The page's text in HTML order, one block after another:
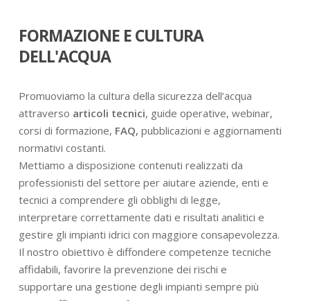
FORMAZIONE E CULTURA
DELL'ACQUA
Promuoviamo la cultura della sicurezza dell’acqua
attraverso articoli tecnici, guide operative, webinar,
corsi di formazione, FAQ, pubblicazioni e aggiornamenti
normativi costanti.
Mettiamo a disposizione contenuti realizzati da
professionisti del settore per aiutare aziende, enti e
tecnici a comprendere gli obblighi di legge,
interpretare correttamente dati e risultati analitici e
gestire gli impianti idrici con maggiore consapevolezza.
Il nostro obiettivo è diffondere competenze tecniche
affidabili, favorire la prevenzione dei rischi e
supportare una gestione degli impianti sempre più